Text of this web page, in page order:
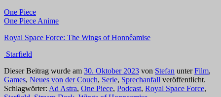
One Piece
One Piece Anime
Royal Space Force: The Wings of Honnêamise
Starfield
Dieser Beitrag wurde am 30. Oktober 2023 von Stefan unterFilm,
Games, Neues von der Couch, Serie, Sprechanfall veröffentlicht.
Schlagwörter: Ad Astra, One Piece, Podcast, Royal Space Force,